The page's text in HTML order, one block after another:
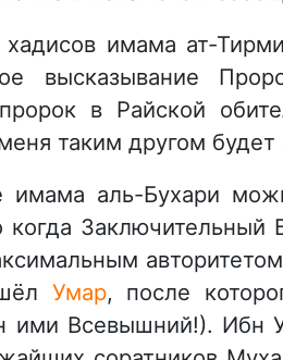
имама ат-
высказывание
в Райской
таким другом
имама аль-Бухари
когда
Умар, после
ими Всевышний!). Ибн